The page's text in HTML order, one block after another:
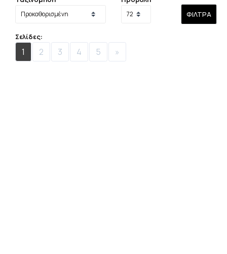
Σελίδες:
1 2 3 4 5 »
ΦΊΛΤΡΑ